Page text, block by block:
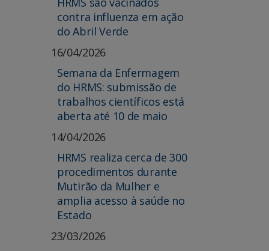
contra influenza em ação
do Abril Verde
16/04/2026
Semana da Enfermagem
do HRMS: submissão de
trabalhos científicos está
aberta até 10 de maio
14/04/2026
HRMS realiza cerca de 300
procedimentos durante
Mutirão da Mulher e
amplia acesso à saúde no
Estado
23/03/2026